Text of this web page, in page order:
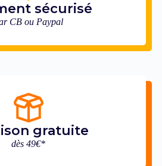
sécurisé
CB ou Paypal
gratuite
dès 49€*